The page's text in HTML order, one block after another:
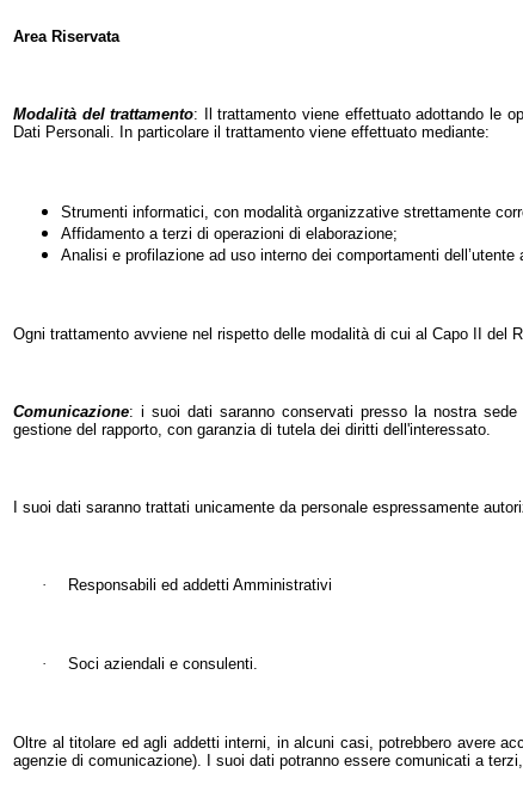
Area Riservata
Modalità del trattamento: I
l trattamento viene effettuato adottando le
Dati Personali. In particolare il trattamento viene effettuato mediante:
Strumenti informatici, con modalità organizzative strettamente
Affidamento a terzi di operazioni di elaborazione;
Analisi e profilazione ad uso interno dei comportamenti
Ogni trattamento avviene nel rispetto delle modalità di cui al Capo II del
Comunicazione: i suoi dati saranno conservati presso la nostra
gestione del rapporto, con garanzia di tutela dei diritti dell'interessato.
I suoi dati saranno trattati unicamente da personale espressamente
· Responsabili ed addetti Amministrativi
· Soci aziendali e consulenti.
Oltre al titolare ed agli addetti interni, in alcuni casi, potrebbero avere
agenzie di comunicazione). I suoi dati potranno essere comunicati a